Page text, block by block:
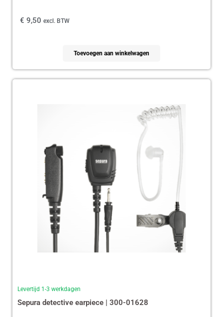
€ 9,50 excl. BTW
Toevoegen aan winkelwagen
Levertijd 1-3 werkdagen
Sepura detective earpiece | 300-01628